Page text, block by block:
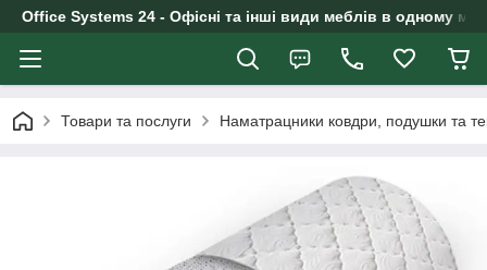
Office Systems 24 - Офісні та інші види меблів в одному
Товари та послуги Наматрацники ковдри, подушки та